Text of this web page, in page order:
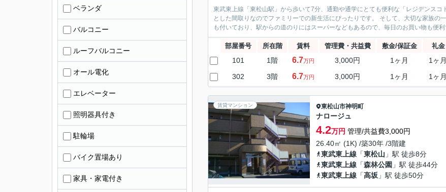
東武東上線「東松山駅」から歩いて7分、通勤や通学にとても便利な「レジデンスコトミ」のご紹介です。 お部屋は
とした間取りなのでファミリーでの新生活にぴったりです。 そして、大切な家族の一員であるペットと一緒に暮らせるのも大きな魅力です！ エアコン
部屋番号 所在階 賃料 管理費・共益費 敷金/保証金 礼金
101 1階 6.7万円 3,000円 1ヶ月 1ヶ月
302 3階 6.7万円 3,000円 1ヶ月 1ヶ月
賃貸マンション 東松山市神明町
ナロージュ
4.2万円 管理/共益費3,000円
26.40㎡ (1K) /築30年 /3階建
東武東上線 「東松山 」駅 徒歩8分
東武東上線 「森林公園 」駅 徒歩44分
東武東上線 「高坂 」駅 徒歩50分
ベランダ
バルコニー
ルーフバルコニー
オール電化
エレベーター
照明器具付き
駐輪場
バイク置場あり
家具・家電付き